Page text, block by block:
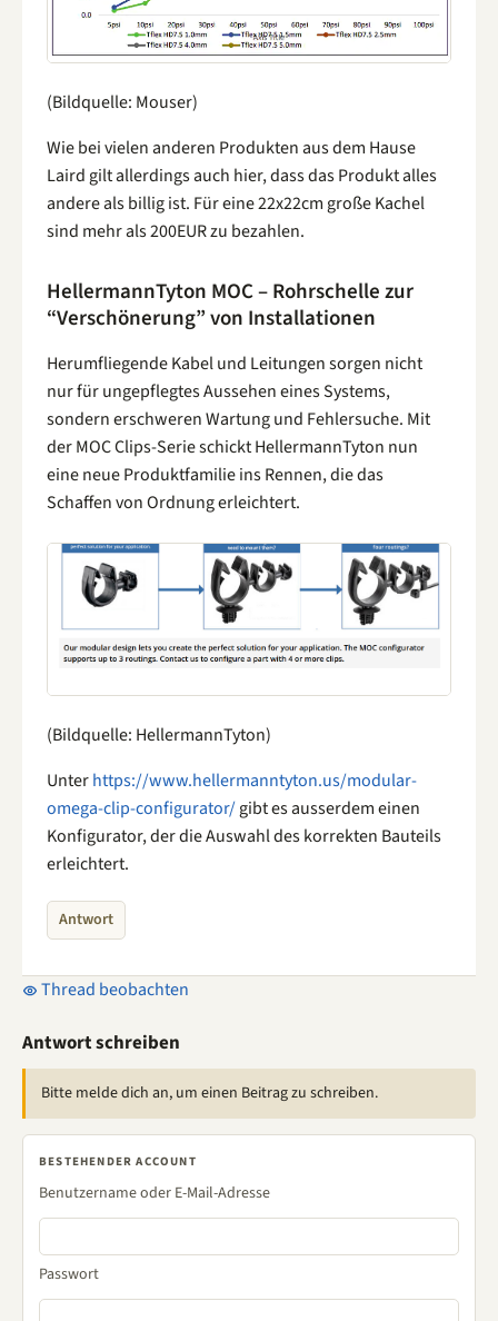
(Bildquelle: Mouser)
Wie bei vielen anderen Produkten aus dem Hause
Laird gilt allerdings auch hier, dass das Produkt alles
andere als billig ist. Für eine 22x22cm große Kachel
sind mehr als 200EUR zu bezahlen.
HellermannTyton MOC – Rohrschelle zur
“Verschönerung” von Installationen
Herumfliegende Kabel und Leitungen sorgen nicht
nur für ungepflegtes Aussehen eines Systems,
sondern erschweren Wartung und Fehlersuche. Mit
der MOC Clips-Serie schickt HellermannTyton nun
eine neue Produktfamilie ins Rennen, die das
Schaffen von Ordnung erleichtert.
(Bildquelle: HellermannTyton)
Unterhttps://www.hellermanntyton.us/modular-
omega-clip-configurator/gibt es ausserdem einen
Konfigurator, der die Auswahl des korrekten Bauteils
erleichtert.
Antwort
Thread beobachten
Antwort schreiben
Bitte melde dich an, um einen Beitrag zu schreiben.
BESTEHENDER ACCOUNT
Benutzername oder E-Mail-Adresse
Passwort